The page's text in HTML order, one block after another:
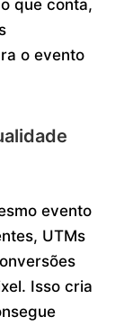
que conta,
o evento
evento
UTMs
Isso cria